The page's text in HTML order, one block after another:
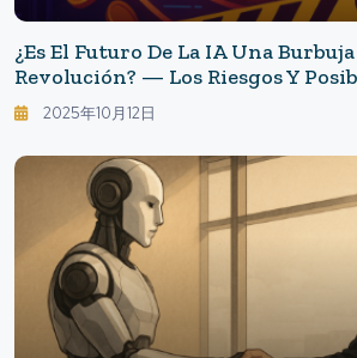
¿Es El Futuro De La IA Una
Revolución? — Los Riesgos Y
De Las Enormes Inversiones
2025年10月12日